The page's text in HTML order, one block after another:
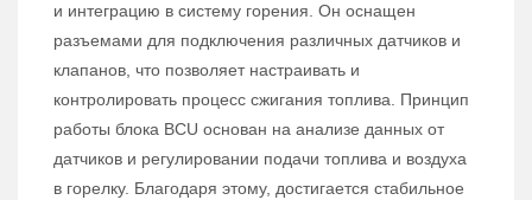
и интеграцию в систему горения. Он оснащен
разъемами для подключения различных датчиков и
клапанов, что позволяет настраивать и
контролировать процесс сжигания топлива. Принцип
работы блока BCU основан на анализе данных от
датчиков и регулировании подачи топлива и воздуха
в горелку. Благодаря этому, достигается стабильное